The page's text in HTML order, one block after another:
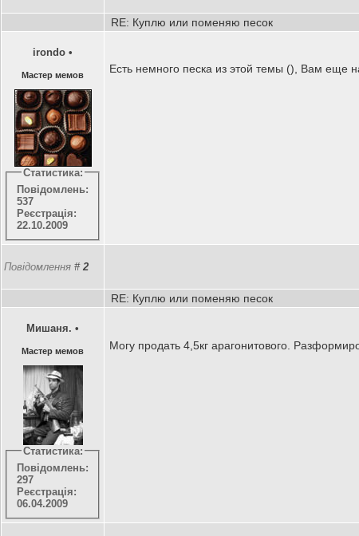
RE: Куплю или поменяю песок
irondo •
Мастер мемов
Статистика:
Повідомлень:
537
Реєстрація:
22.10.2009
Есть немного песка из этой темы (), Вам еще
Повідомлення # 2
RE: Куплю или поменяю песок
Мишаня. •
Мастер мемов
Статистика:
Повідомлень:
297
Реєстрація:
06.04.2009
Могу продать 4,5кг арагонитового.